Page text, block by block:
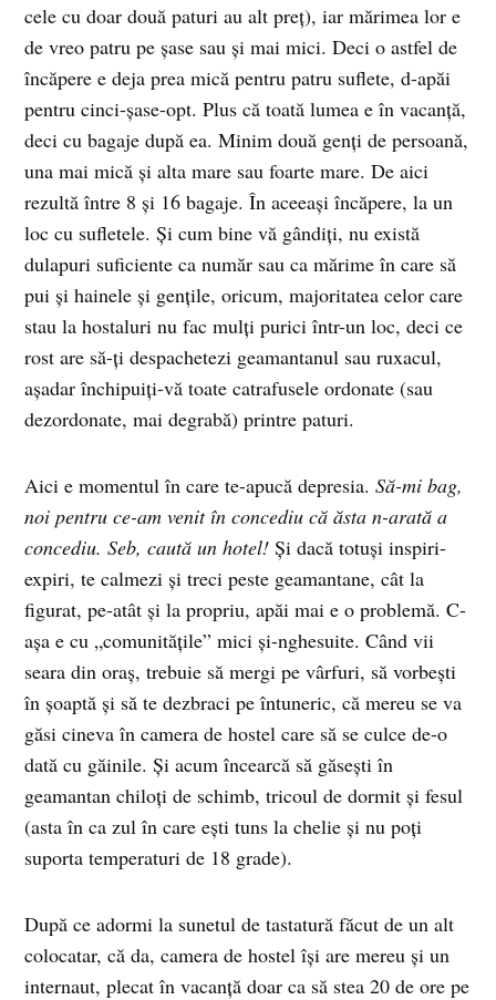
cele cu doar două paturi au alt preţ), iar mărimea lor e
de vreo patru pe şase sau şi mai mici. Deci o astfel de
încăpere e deja prea mică pentru patru suflete, d-apăi
pentru cinci-şase-opt. Plus că toată lumea e în vacanţă,
deci cu bagaje după ea. Minim două genţi de persoană,
una mai mică şi alta mare sau foarte mare. De aici
rezultă între 8 şi 16 bagaje. În aceeaşi încăpere, la un
loc cu sufletele. Şi cum bine vă gândiţi, nu există
dulapuri suficiente ca număr sau ca mărime în care să
pui şi hainele şi genţile, oricum, majoritatea celor care
stau la hostaluri nu fac mulţi purici într-un loc, deci ce
rost are să-ţi despachetezi geamantanul sau ruxacul,
aşadar închipuiţi-vă toate catrafusele ordonate (sau
dezordonate, mai degrabă) printre paturi.
Aici e momentul în care te-apucă depresia.Să-mi bag,
noi pentru ce-am venit în concediu că ăsta n-arată a
concediu. Seb, caută un hotel!Şi dacă totuşi inspiri-
expiri, te calmezi şi treci peste geamantane, cât la
figurat, pe-atât şi la propriu, apăi mai e o problemă. C-
aşa e cu „comunităţile” mici şi-nghesuite. Când vii
seara din oraş, trebuie să mergi pe vârfuri, să vorbeşti
în şoaptă şi să te dezbraci pe întuneric, că mereu se va
găsi cineva în camera de hostel care să se culce de-o
dată cu găinile. Şi acum încearcă să găseşti în
geamantan chiloţi de schimb, tricoul de dormit şi fesul
(asta în ca zul în care eşti tuns la chelie şi nu poţi
suporta temperaturi de 18 grade).
După ce adormi la sunetul de tastatură făcut de un alt
colocatar, că da, camera de hostel îşi are mereu şi un
internaut, plecat în vacanţă doar ca să stea 20 de ore pe